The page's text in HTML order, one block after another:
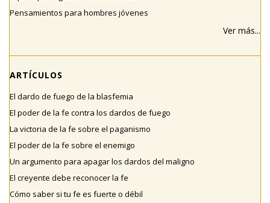
Pensamientos para hombres jóvenes
Ver más...
ARTÍCULOS
El dardo de fuego de la blasfemia
El poder de la fe contra los dardos de fuego
La victoria de la fe sobre el paganismo
El poder de la fe sobre el enemigo
Un argumento para apagar los dardos del maligno
El creyente debe reconocer la fe
Cómo saber si tu fe es fuerte o débil